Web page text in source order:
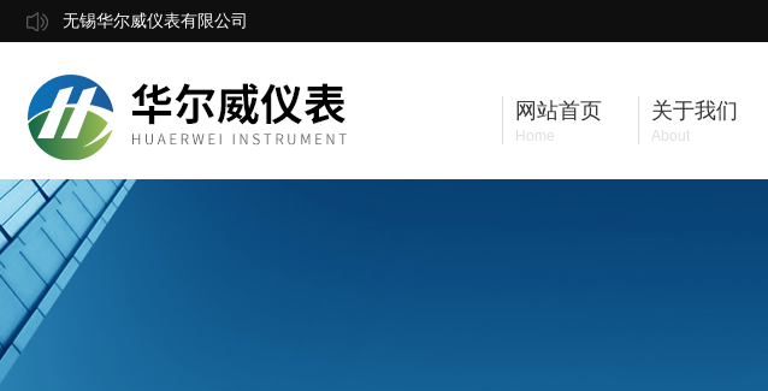
无锡华尔威仪表有限公司
网站首页
Home
关于我们
About